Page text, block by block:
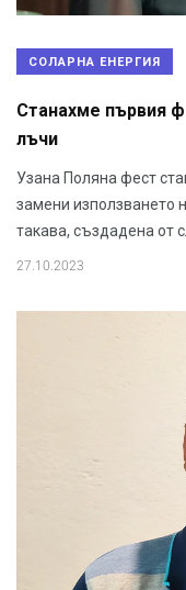
СОЛАРНА ЕНЕРГИЯ
Станахме първия
лъчи
Узана Поляна фест
замени използването
такава, създадена от
27.10.2023